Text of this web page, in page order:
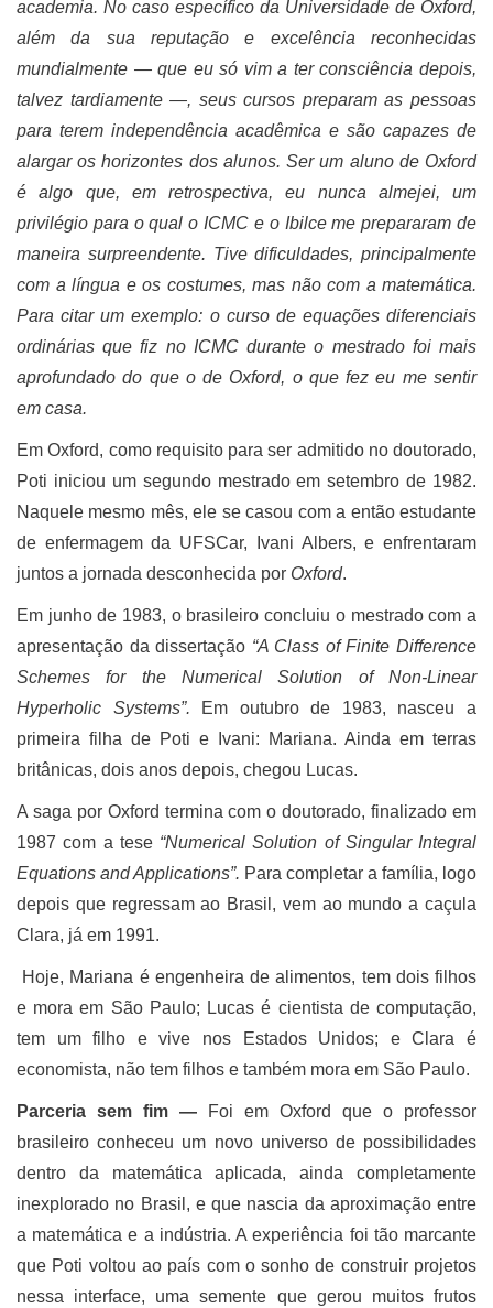
academia. No caso específico da Universidade de Oxford,
além da sua reputação e excelência reconhecidas
mundialmente ―que eu só vim a ter consciência depois,
talvez tardiamente―, seus cursos preparam as pessoas
para terem independência acadêmica e são capazes de
alargar os horizontes dos alunos. Ser um aluno de Oxford
é algo que, em retrospectiva, eu nunca almejei, um
privilégio para o qual o ICMC e o Ibilce me prepararam de
maneira surpreendente. Tive dificuldades, principalmente
com a língua e os costumes, mas não com a matemática.
Para citar um exemplo: o curso de equações diferenciais
ordinárias que fiz no ICMC durante o mestrado foi mais
aprofundado do que o de Oxford, o que fez eu me sentir
em casa.
Em Oxford, como requisito para ser admitido no doutorado,
Poti iniciou um segundo mestrado em setembro de 1982.
Naquele mesmo mês, ele se casou com a então estudante
de enfermagem da UFSCar, Ivani Albers, e enfrentaram
juntos a jornada desconhecida por Oxford.
Em junho de 1983, o brasileiro concluiu o mestrado com a
apresentação da dissertação “A Class of Finite Difference
Schemes for the Numerical Solution of Non-Linear
Hyperholic Systems”.
Em outubro de 1983, nasceu a
primeira filha de Poti e Ivani: Mariana. Ainda em terras
britânicas, dois anos depois, chegou Lucas.
A saga por Oxford termina com o doutorado, finalizado em
1987 com a tese “Numerical Solution of Singular Integral
Equations and Applications”. Para completar a família, logo
depois que regressam ao Brasil, vem ao mundo a caçula
Clara, já em 1991.
Hoje, Mariana é engenheira de alimentos, tem dois filhos
e mora em São Paulo; Lucas é cientista de computação,
tem um filho e vive nos Estados Unidos; e Clara é
economista, não tem filhos e também mora em São Paulo.
Parceria sem fim ―
Foi em Oxford que o professor
brasileiro conheceu um novo universo de possibilidades
dentro da matemática aplicada, ainda completamente
inexplorado no Brasil, e que nascia da aproximação entre
a matemática e a indústria. A experiência foi tão marcante
que Poti voltou ao país com o sonho de construir projetos
nessa interface, uma semente que gerou muitos frutos